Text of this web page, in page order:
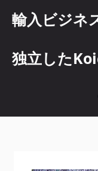
輸入ビジネ
独立した